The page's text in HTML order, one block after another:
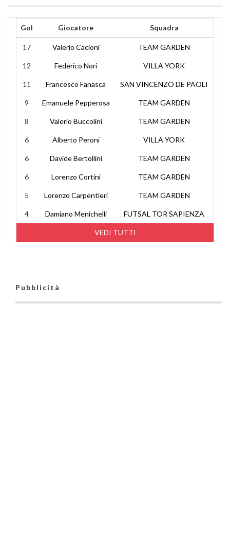
Gol Giocatore Squadra
VEDI TUTTI
17 Valerio Cacioni TEAM GARDEN
12 Federico Nori VILLA YORK
11 Francesco Fanasca SAN VINCENZO DE PAOLI
9 Emanuele Pepperosa TEAM GARDEN
8 Valerio Buccolini TEAM GARDEN
6 Alberto Peroni VILLA YORK
6 Davide Bertollini TEAM GARDEN
6 Lorenzo Cortini TEAM GARDEN
5 Lorenzo Carpentieri TEAM GARDEN
4 Damiano Menichelli FUTSAL TOR SAPIENZA
Pubblicità